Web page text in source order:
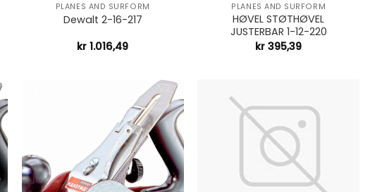
PLANES AND SURFORM
Dewalt 2-16-217
kr 1.016,49
PLANES AND SURFORM
HØVEL STØTHØVEL
JUSTERBAR 1-12-220
kr 395,39